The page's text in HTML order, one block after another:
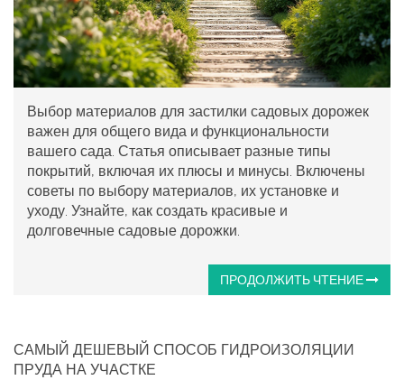
Выбор материалов для застилки садовых дорожек
важен для общего вида и функциональности
вашего сада. Статья описывает разные типы
покрытий, включая их плюсы и минусы. Включены
советы по выбору материалов, их установке и
уходу. Узнайте, как создать красивые и
долговечные садовые дорожки.
ПРОДОЛЖИТЬ ЧТЕНИЕ
САМЫЙ ДЕШЕВЫЙ СПОСОБ ГИДРОИЗОЛЯЦИИ
ПРУДА НА УЧАСТКЕ